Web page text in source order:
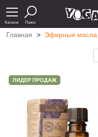
Каталог Поиск
Главная > Эфирные масла
ЛИДЕР ПРОДАЖ